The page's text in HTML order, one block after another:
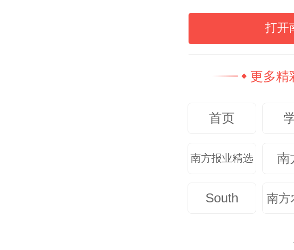
小时左右。更
周后，经评估
物从三种减至一
“来这边之后，
学中心李玺主
干预的重要性
打开
更多精
首页
南方报业精选 南
South 南方